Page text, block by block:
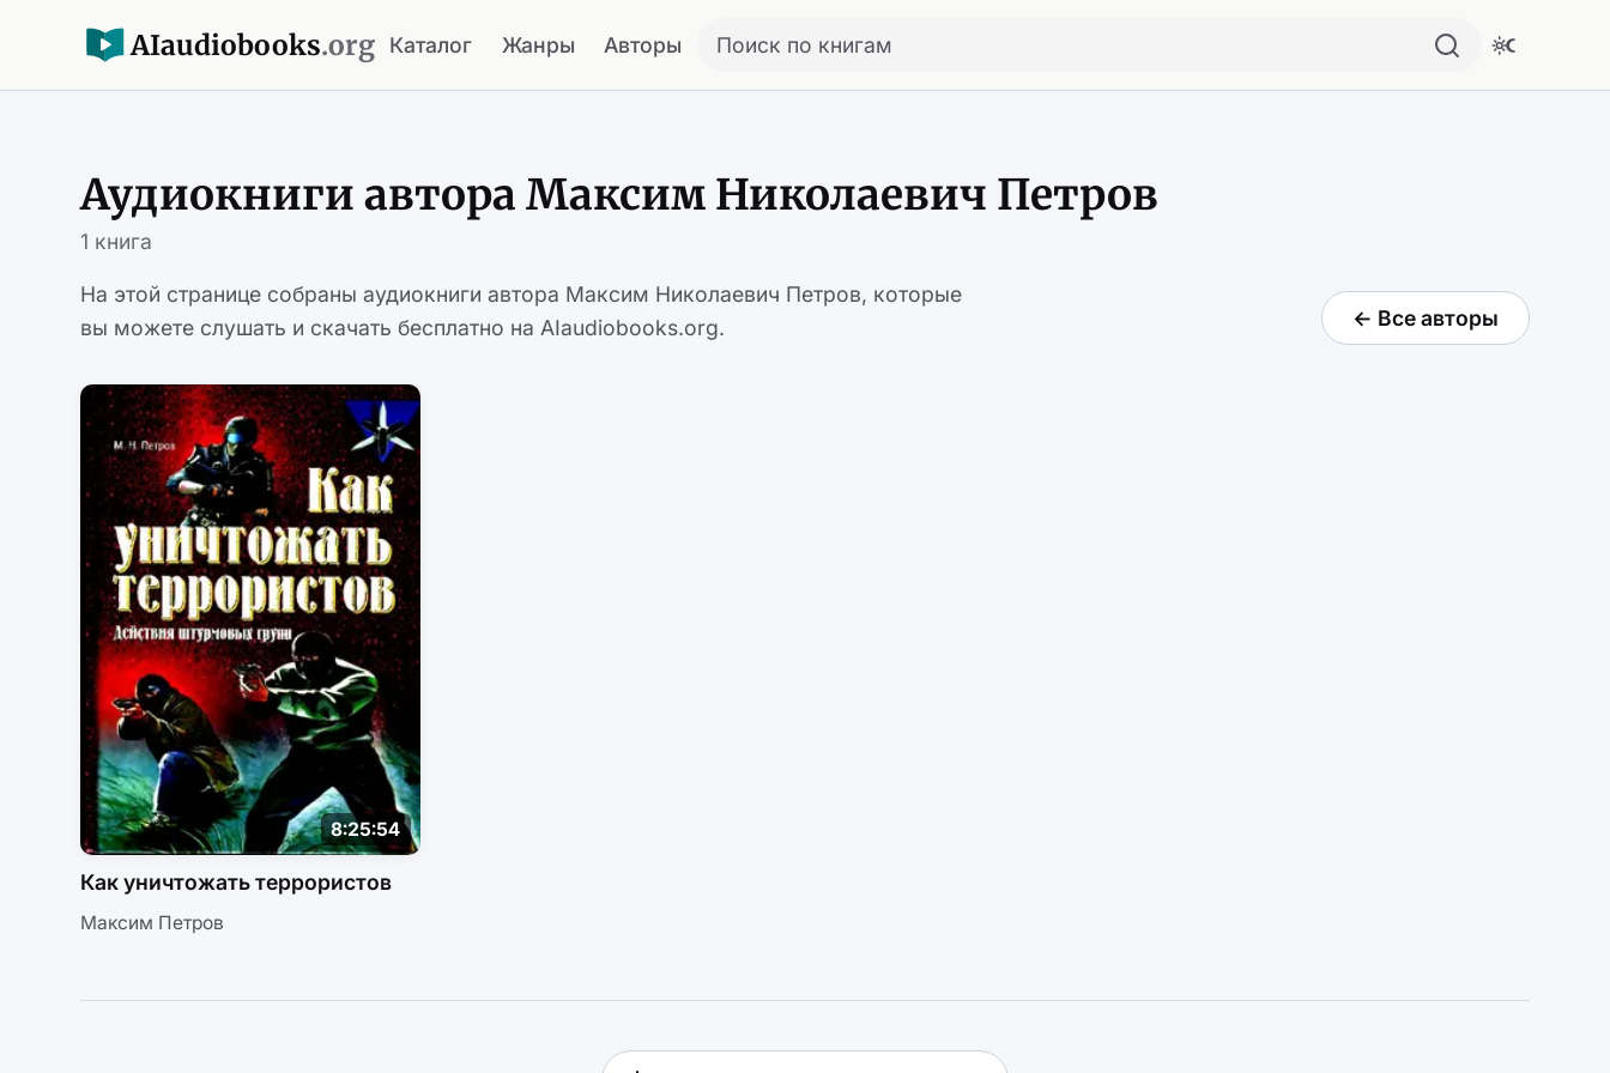
AIaudiobooks.org Каталог Жанры Авторы Поиск по книгам
Аудиокниги автора Максим Николаевич Петров
1 книга
На этой странице собраны аудиокниги автора Максим Николаевич Петров, которые
вы можете слушать и скачать бесплатно на AIaudiobooks.org.
← Все авторы
8:25:54
Как уничтожать террористов
Максим Петров